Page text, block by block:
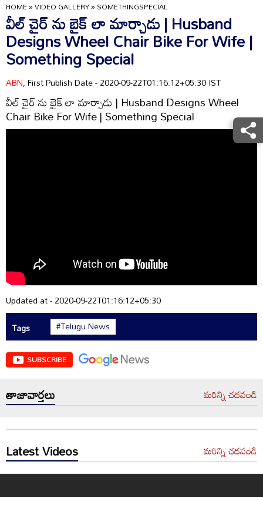
HOME»VIDEO GALLERY»SOMETHINGSPECIAL
వీల్ చైర్ ను బైక్ లా మార్చాడు | Husband
Designs Wheel Chair Bike For Wife |
Something Special
ABN, First Publish Date - 2020-09-22T01:16:12+05:30 IST
వీల్ చైర్ ను బైక్ లా మార్చాడు | Husband Designs Wheel
Chair Bike For Wife | Something Special
Updated at - 2020-09-22T01:16:12+05:30
Tags
#Telugu News
SUBSCRIBE
తాజావార్తలు మరిన్ని చదవండి
Latest Videos మరిన్ని చదవండి